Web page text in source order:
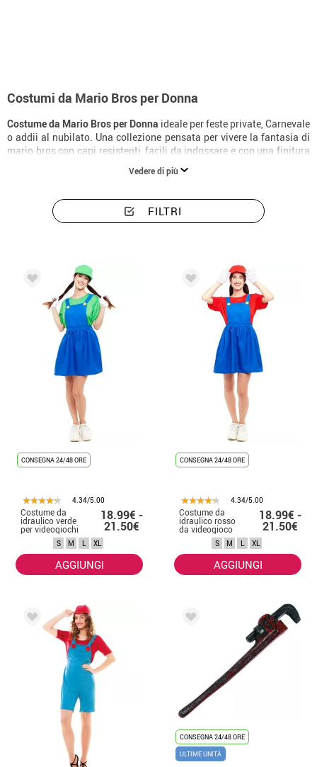
Costumi da Mario Bros per Donna
Costume da Mario Bros per Donna ideale per feste private, Carnevale
o addii al nubilato. Una collezione pensata per vivere la fantasia di
mario bros con capi resistenti, facili da indossare e con una finitura
Vedere di più
FILTRI
CONSEGNA 24/48 ORE
4.34/5.00
Costume da
idraulico verde
per videogiochi
da donna
18.99€ -
21.50€
S M L XL
AGGIUNGI
CONSEGNA 24/48 ORE
4.34/5.00
Costume da
idraulico rosso
da videogioco
per donna
18.99€ -
21.50€
S M L XL
AGGIUNGI
CONSEGNA 24/48 ORE
ULTIME UNITÀ